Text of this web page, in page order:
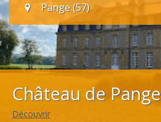
Pange (57)
Château de Pange
Découvrir